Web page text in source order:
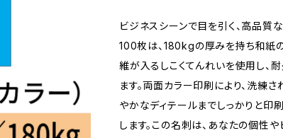
ビジネスシーンで目を引く、高品質
100枚は、180kgの厚みを持ち和紙
維が入るしこくてんれいを使用し、
ます。両面カラー印刷により、洗練
やかなディテールまでしっかりと印
します。この名刺は、あなたの個性